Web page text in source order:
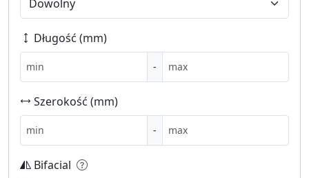
Długość (mm)
-
Szerokość (mm)
-
Bifacial